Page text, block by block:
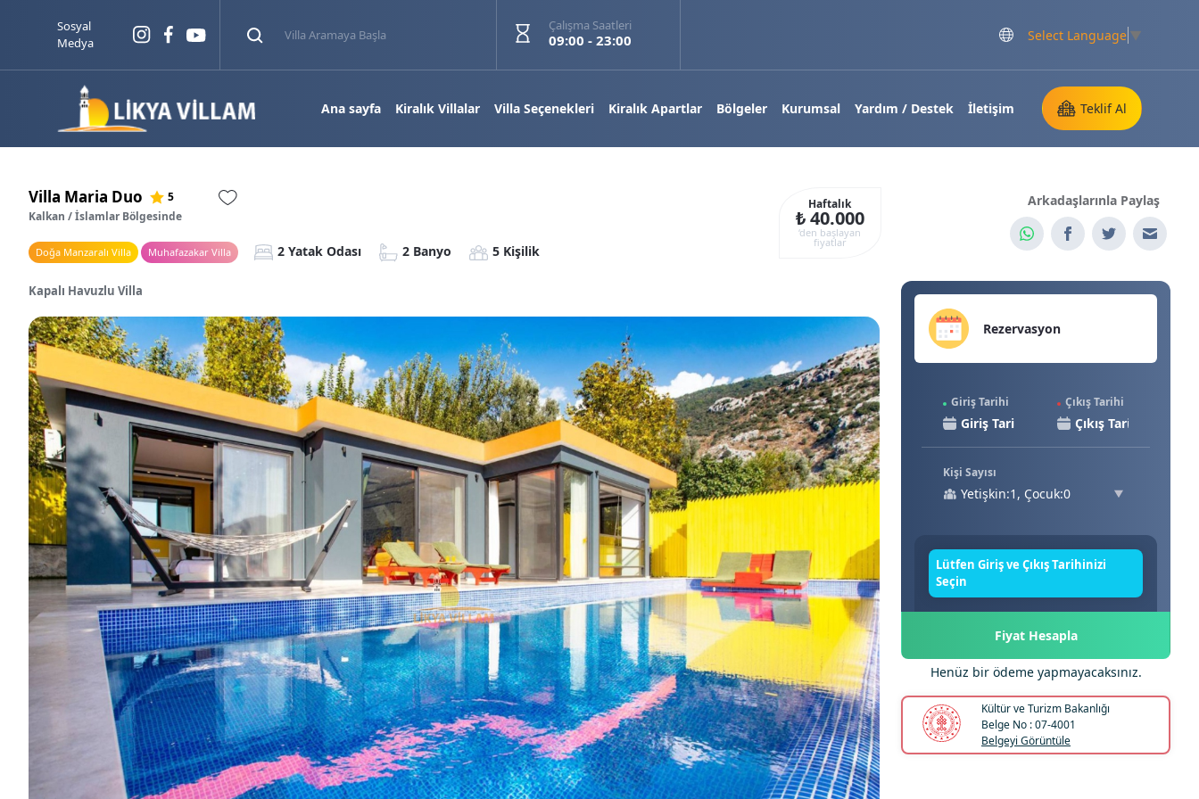
Sosyal
Medya
Çalışma Saatleri
09:00 - 23:00 Select Language ▼
Ana sayfa Kiralık Villalar Villa Seçenekleri Kiralık Apartlar Bölgeler Kurumsal Yardım / Destek İletişim Teklif Al
Villa Maria Duo
5
Kalkan / İslamlar Bölgesinde
Doğa Manzaralı Villa Muhafazakar Villa 2 Yatak Odası 2 Banyo 5 Kişilik
Haftalık
₺ 40.000
‘den başlayan
fiyatlar
Kapalı Havuzlu Villa
Arkadaşlarınla Paylaş
Rezervasyon
Giriş Tarihi Çıkış Tarihi
Kişi Sayısı
Yetişkin:1, Çocuk:0
Lütfen Giriş ve Çıkış Tarihinizi
Seçin
Fiyat Hesapla
Henüz bir ödeme yapmayacaksınız.
Kültür ve Turizm Bakanlığı
Belge No : 07-4001
Belgeyi Görüntüle